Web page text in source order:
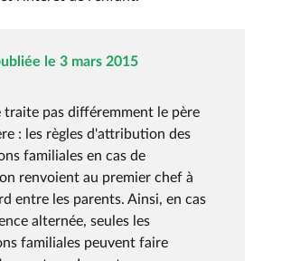
le 3 mars 2015
traite pas différemment le père
: les règles d'attribution des
familiales en cas de
renvoient au premier chef à
entre les parents. Ainsi, en cas
alternée, seules les
familiales peuvent faire